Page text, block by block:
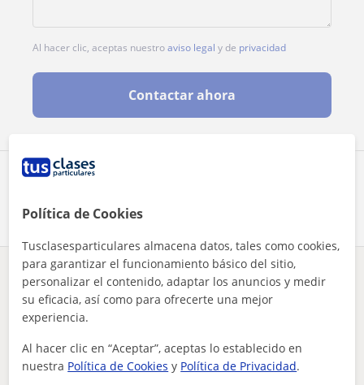
Comparte a este profesor
Al hacer clic, aceptas nuestroaviso legal y de privacidad
Contactar ahora
¿Hay algún error en este perfil? Cuéntanos
Tus clases particulares
profesor que puede ofrecer su ayuda y experiecia reciente ta...
Política de Cookies
Tusclasesparticulares almacena datos, tales como cookies,
para garantizar el funcionamiento básico del sitio,
personalizar el contenido, adaptar los anuncios y medir
su eficacia, así como para ofrecerte una mejor
experiencia.
Al hacer clic en “Aceptar”, aceptas lo establecido en
nuestra Política de Cookies y Política de Privacidad.